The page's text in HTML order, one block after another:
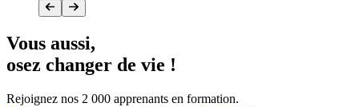
Vous aussi,
osez changer de vie !
Rejoignez nos 2 000 apprenants en formation.